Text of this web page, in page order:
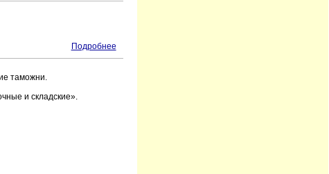
Подробнее
таможни.
и складские».